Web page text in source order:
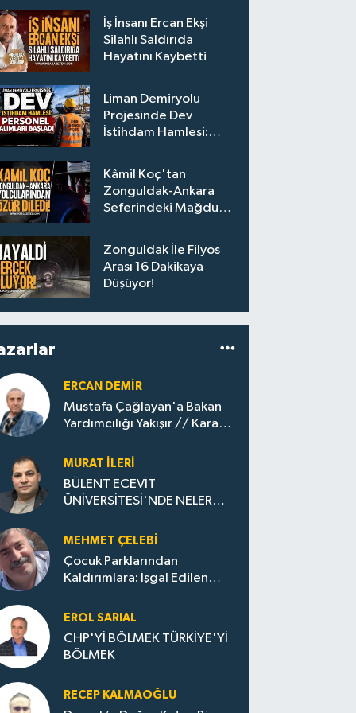
İş İnsanı Ercan Ekşi
Silahlı Saldırıda
Hayatını Kaybetti
Liman Demiryolu
Projesinde Dev
İstihdam Hamlesi:
Kâmil Koç'tan
Zonguldak-Ankara
Seferindeki Mağdur
Zonguldak İle Filyos
Arası 16 Dakikaya
Düşüyor!
ERCAN DEMIR
Mustafa Çağlayan'a Bakan
Yardımcılığı Yakışır // ​Kara
Zonguldak'ın Dönüşümü..
MURAT İLERI
BÜLENT ECEVİT
ÜNİVERSİTESİ'NDE NELER
MEHMET ÇELEBI
Çocuk Parklarından
Kaldırımlara: İşgal Edilen
Evler Çöp Dolu
EROL SARIAL
CHP'Yİ BÖLMEK TÜRKİYE'Yİ
BÖLMEK
RECEP KALMAOĞLU